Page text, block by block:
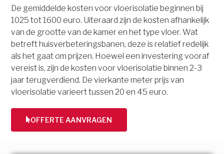
De gemiddelde kosten voor vloerisolatie beginnen bij
1025 tot 1600 euro. Uiteraard zijn de kosten afhankelijk
van de grootte van de kamer en het type vloer. Wat
betreft huisverbeteringsbanen, deze is relatief redelijk
als het gaat om prijzen. Hoewel een investering vooraf
vereist is, zijn de kosten voor vloerisolatie binnen 2-3
jaar terugverdiend. De vierkante meter prijs van
vloerisolatie varieert tussen 20 en 45 euro.
OFFERTE AANVRAGEN